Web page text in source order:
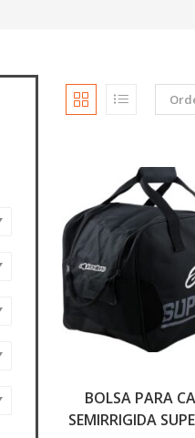
BOLSA PARA
SEMIRRIGIDA